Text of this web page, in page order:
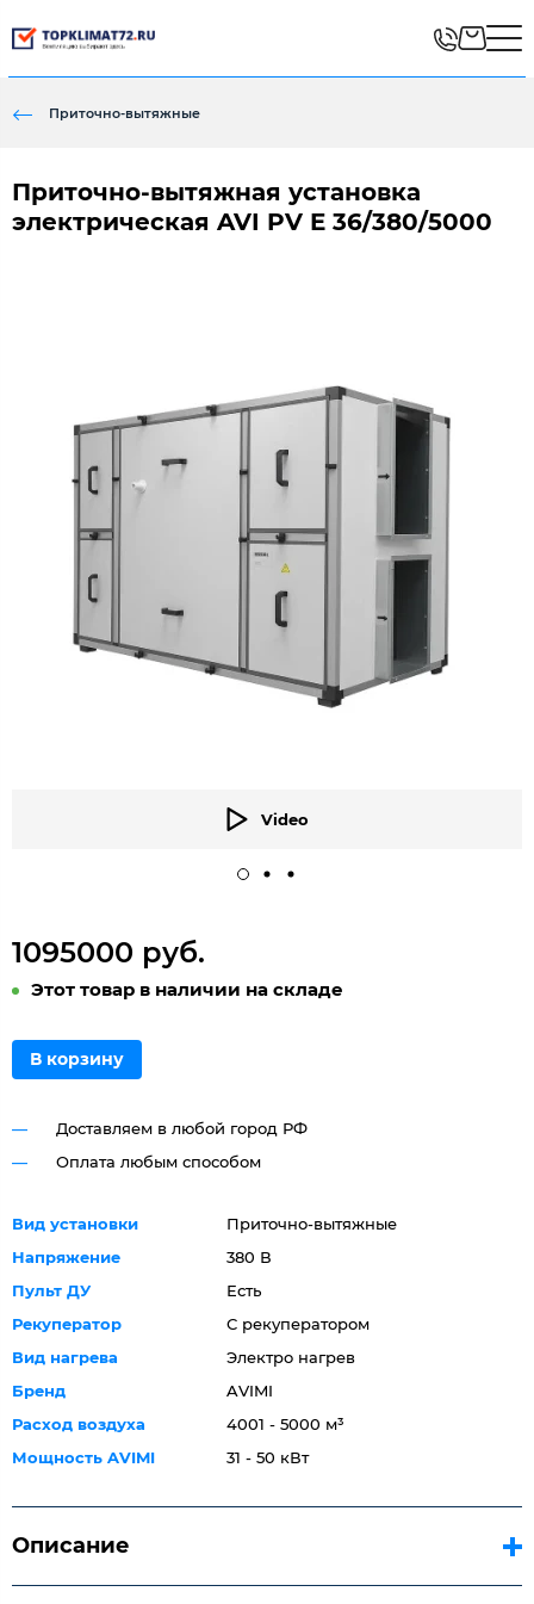
Приточно-вытяжные
Приточно-вытяжная установка
электрическая AVI PV E 36/380/5000
Video
1095000 руб.
Этот товар в наличии на складе
В корзину
Доставляем в любой город РФ
Оплата любым способом
Вид установки
Приточно-вытяжные
Напряжение
380 В
Пульт ДУ
Есть
Рекуператор
С рекуператором
Вид нагрева
Электро нагрев
Бренд
AVIMI
Расход воздуха
4001 - 5000 м³
Мощность AVIMI
31 - 50 кВт
Описание